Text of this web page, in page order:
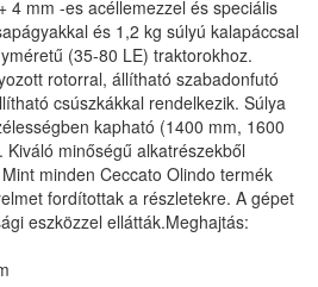
4 mm -es acéllemezzel és speciális
és 1,2 kg súlyú kalapáccsal
(35-80 LE) traktorokhoz.
rotorral, állítható szabadonfutó
csúszkákkal rendelkezik. Súlya
kapható (1400 mm, 1600
minőségű alkatrészekből
minden Ceccato Olindo termék
fordítottak a részletekre. A gépet
eszközzel ellátták.Meghajtás: